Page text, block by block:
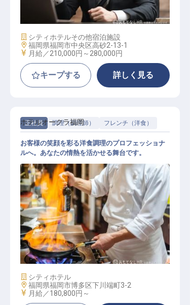
施設業態
シティホテルその他宿泊施設
勤務地
福岡県福岡市中央区高砂2-13-1
給与
月給／210,000円～ 280,000円
キープする 詳しく見る
正社員 調理（調理師） フレンチ（洋食）
洋食調理スタッフ
ホテルオークラ福岡
お客様の笑顔を彩る洋食調理のプロフェッショナ
ルへ。あなたの情熱を活かせる舞台です。
施設業態
シティホテル
勤務地
福岡県福岡市博多区下川端町3-2
給与
月給／180,800円～